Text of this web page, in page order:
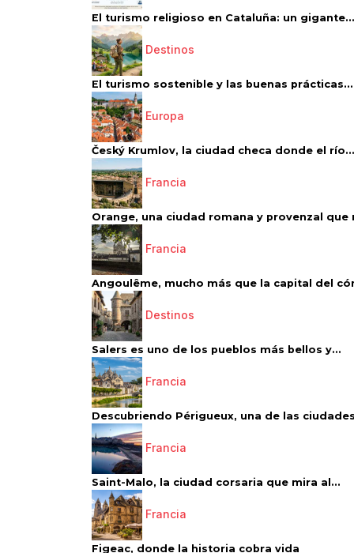
El turismo religioso en Cataluña: un gigante...
Destinos
El turismo sostenible y las buenas prácticas...
Europa
Český Krumlov, la ciudad checa donde el río...
Francia
Orange, una ciudad romana y provenzal que
Francia
Angoulême, mucho más que la capital del
Destinos
Salers es uno de los pueblos más bellos y...
Francia
Descubriendo Périgueux, una de las
Francia
Saint-Malo, la ciudad corsaria que mira al...
Francia
Figeac, donde la historia cobra vida